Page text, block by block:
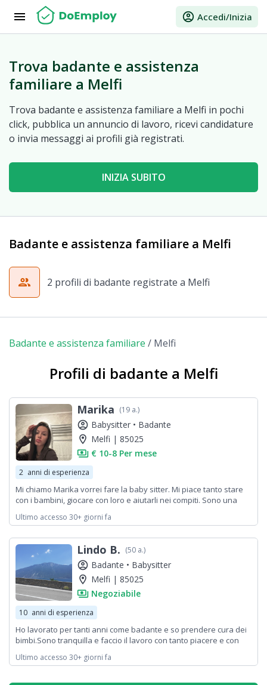
menu account_circle Accedi/Inizia
Trova badante e assistenza
familiare a Melfi
Trova badante e assistenza familiare a Melfi in pochi
click, pubblica un annuncio di lavoro, ricevi candidature
o invia messaggi ai profili già registrati.
INIZIA SUBITO
Badante e assistenza familiare a Melfi
group 2 profili di badante registrate a Melfi
Badante e assistenza familiare / Melfi
Profili di badante a Melfi
Marika (19 a.)
account_circle Babysitter • Badante
location_on Melfi | 85025
payments € 10-8 Per mese
2 anni di esperienza
Mi chiamo Marika vorrei fare la baby sitter. Mi piace tanto stare
con i bambini, giocare con loro e aiutarli nei compiti. Sono una
sono disponibile. Grazie!
Ultimo accesso 30+ giorni fa
Lindo B. (50 a.)
account_circle Badante • Babysitter
location_on Melfi | 85025
payments Negoziabile
10 anni di esperienza
Ho lavorato per tanti anni come badante e so prendere cura dei
bimbi.Sono tranquilla e faccio il lavoro con tanto piacere e con
Ultimo accesso 30+ giorni fa